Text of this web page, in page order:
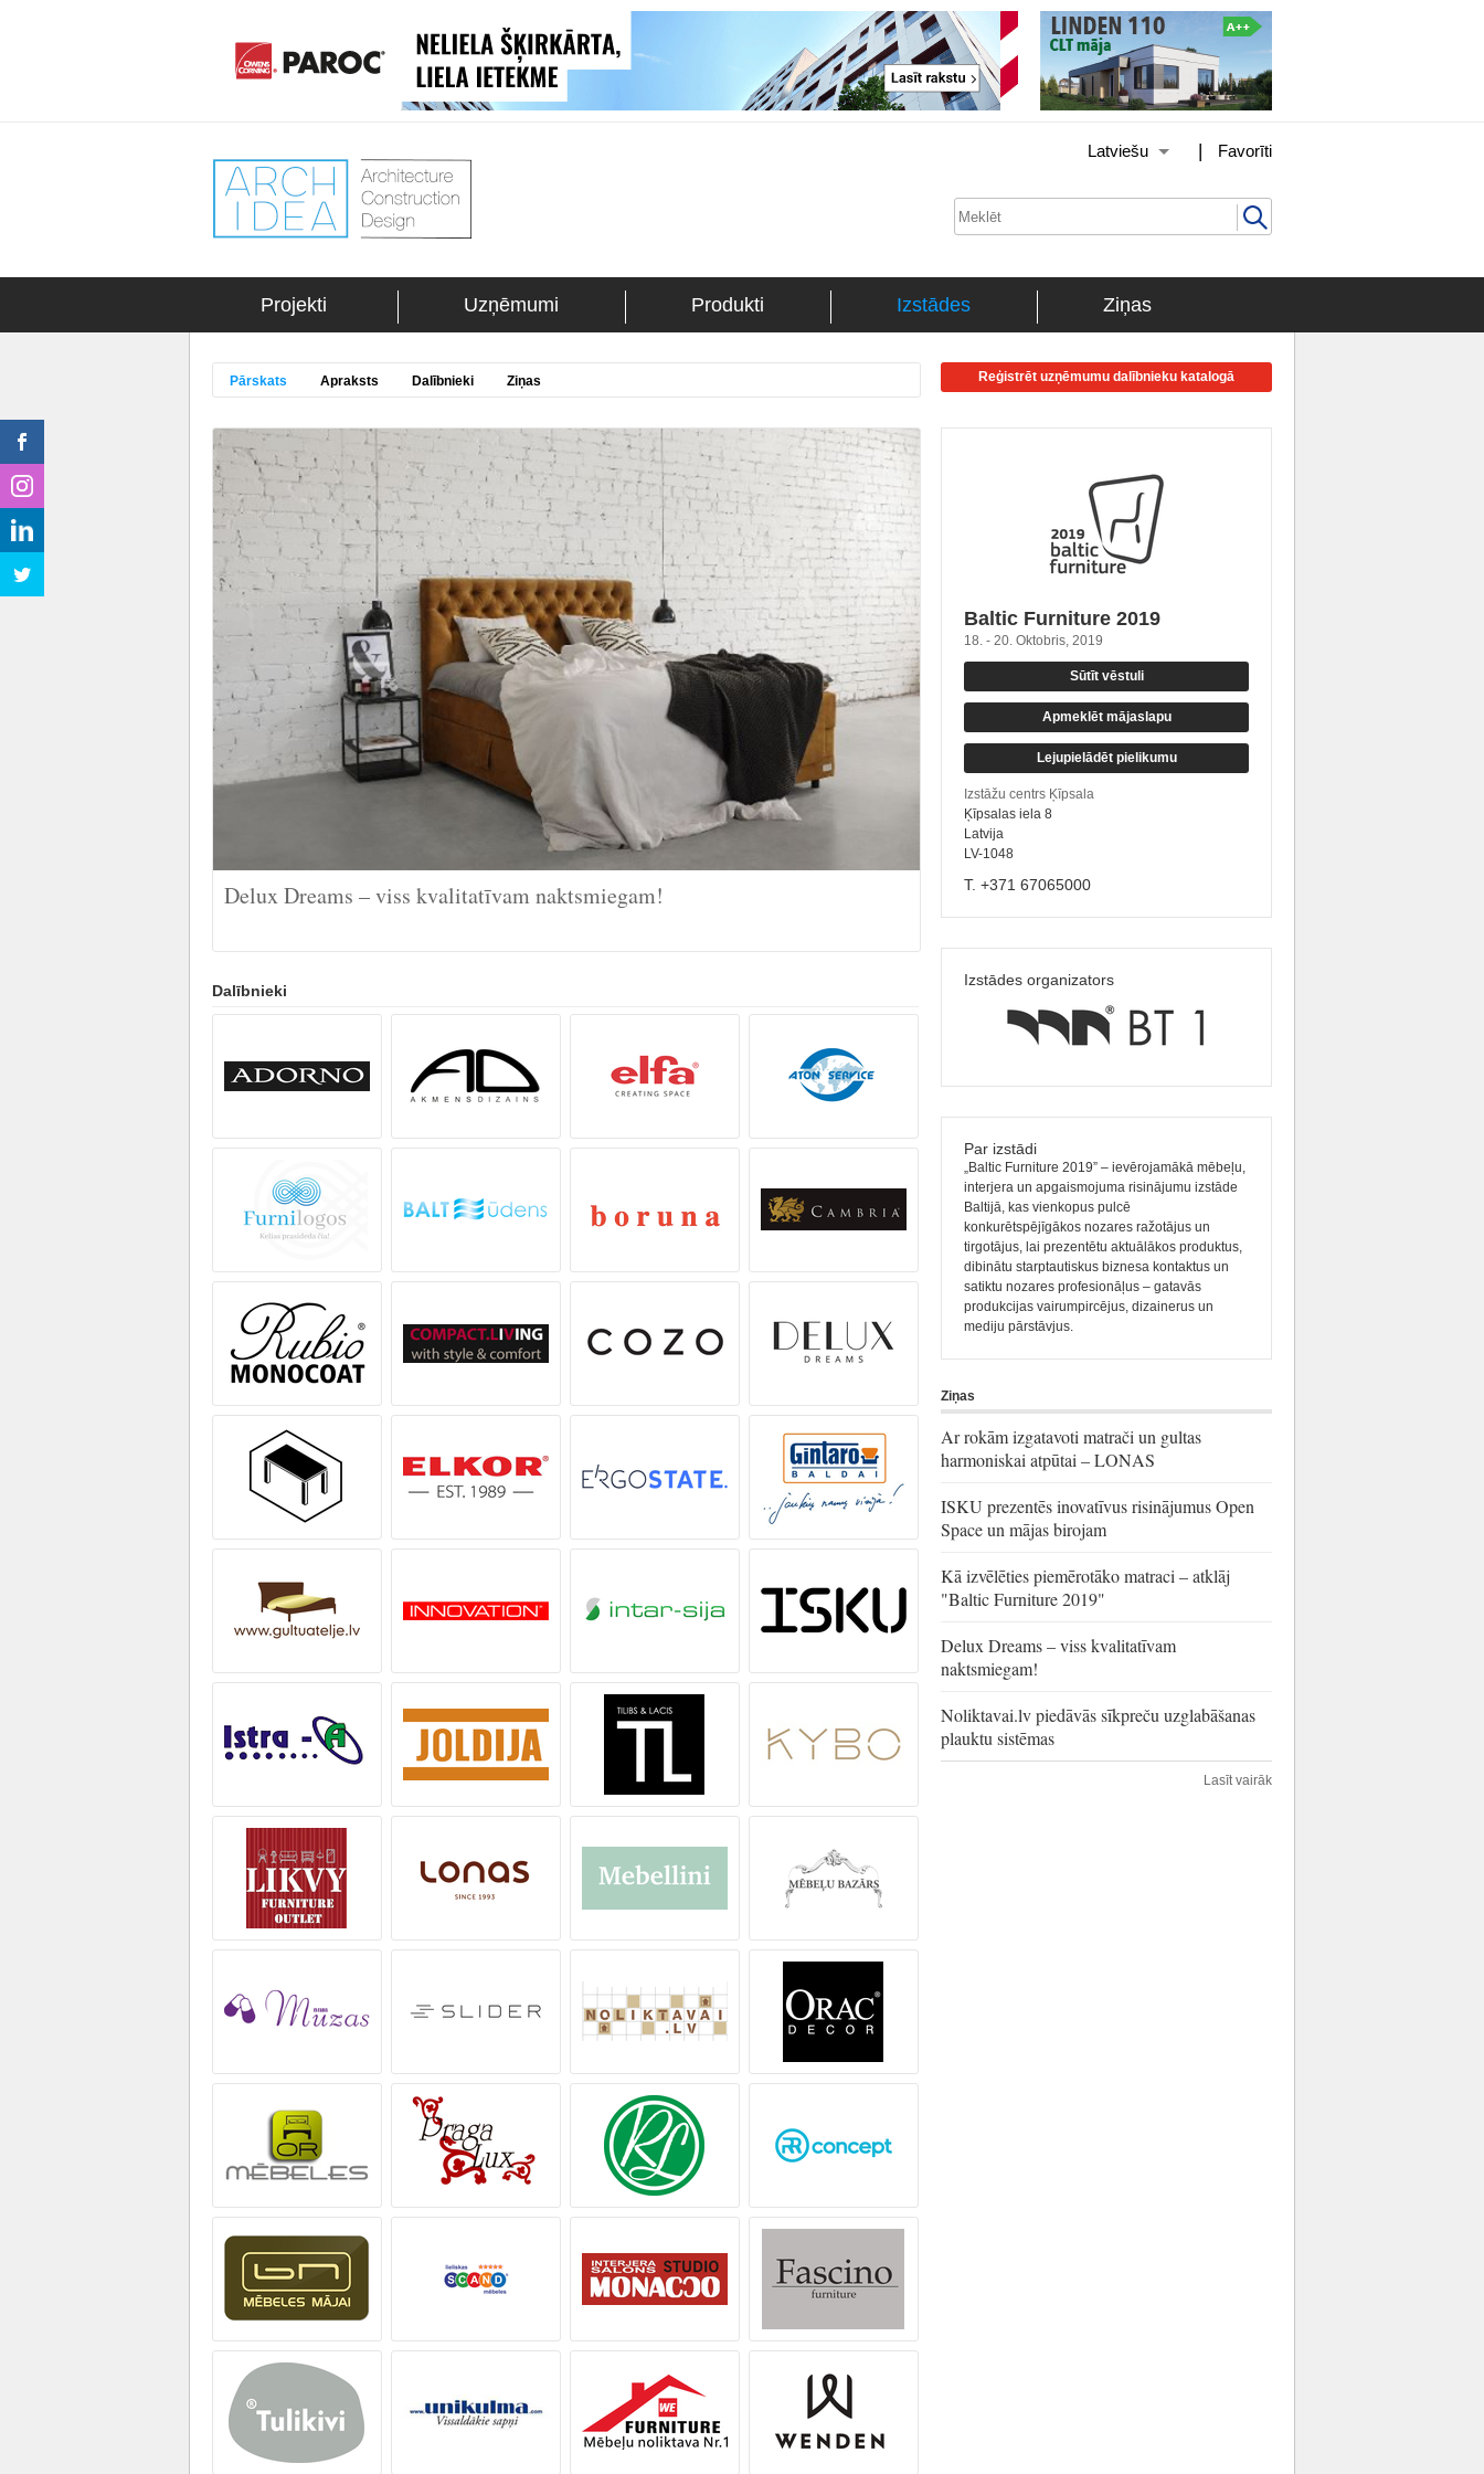
Favorīti
|
Latviešu
Projekti Uzņēmumi Produkti Izstādes Ziņas
Pārskats Apraksts Dalībnieki Ziņas Reģistrēt uzņēmumu dalībnieku katalogā
Delux Dreams – viss kvalitatīvam naktsmiegam!
Dalībnieki
Baltic Furniture 2019
18. - 20. Oktobris, 2019
Sūtīt vēstuli
Apmeklēt mājaslapu
Lejupielādēt pielikumu
Izstāžu centrs Ķīpsala
Ķīpsalas iela 8
Latvija
LV-1048
T. +371 67065000
Izstādes organizators
Par izstādi
„Baltic Furniture 2019” – ievērojamākā mēbeļu,
interjera un apgaismojuma risinājumu izstāde
Baltijā, kas vienkopus pulcē
konkurētspējīgākos nozares ražotājus un
tirgotājus, lai prezentētu aktuālākos produktus,
dibinātu starptautiskus biznesa kontaktus un
satiktu nozares profesionāļus – gatavās
produkcijas vairumpircējus, dizainerus un
mediju pārstāvjus.
Ziņas
Ar rokām izgatavoti matrači un gultas
harmoniskai atpūtai – LONAS
ISKU prezentēs inovatīvus risinājumus Open
Space un mājas birojam
Kā izvēlēties piemērotāko matraci – atklāj
"Baltic Furniture 2019"
Delux Dreams – viss kvalitatīvam
naktsmiegam!
Noliktavai.lv piedāvās sīkpreču uzglabāšanas
plauktu sistēmas
Lasīt vairāk